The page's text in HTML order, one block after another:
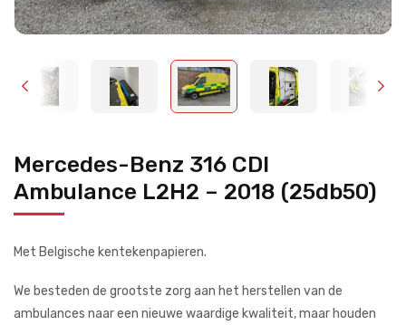
Mercedes-Benz 316 CDI
Ambulance L2H2 – 2018 (25db50)
Met Belgische kentekenpapieren.
We besteden de grootste zorg aan het herstellen van de
ambulances naar een nieuwe waardige kwaliteit, maar houden